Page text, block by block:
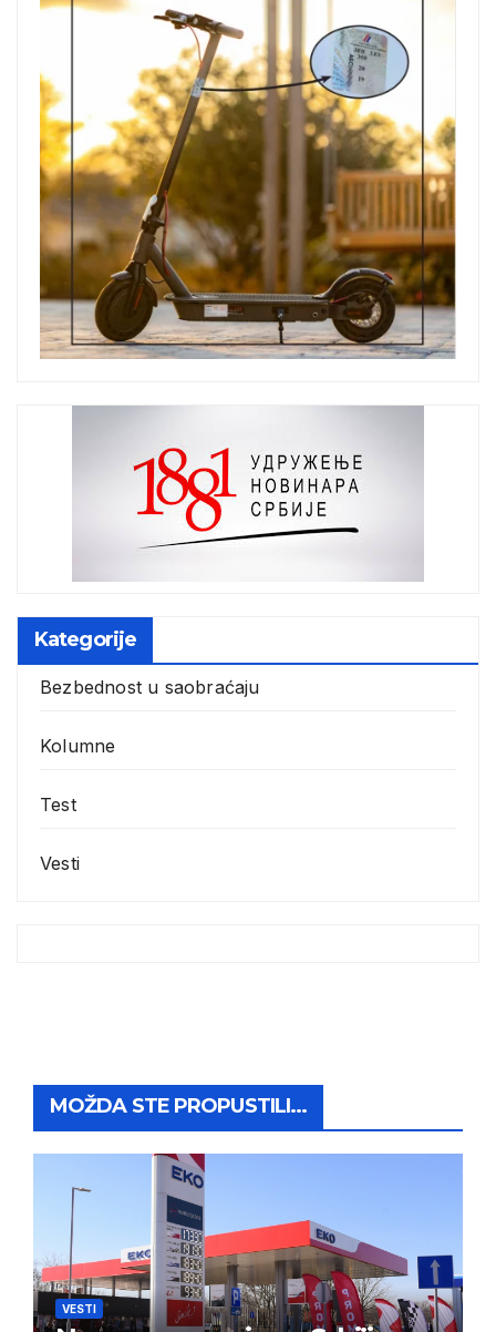
Kategorije
Bezbednost u saobraćaju
Kolumne
Test
Vesti
MOŽDA STE PROPUSTILI...
VESTI